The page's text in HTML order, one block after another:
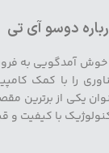
دوسو آی تی
خوش آمدگویی به
را با کمک
یکی از برترین
با کیفیت و